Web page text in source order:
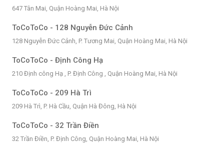
647 Tân Mai, Quận Hoàng Mai, Hà Nội
ToCoToCo - 128 Nguyễn Đức Cảnh
128 Nguyễn Đức Cảnh, P. Tương Mai, Quận Hoàng Mai, Hà Nội
ToCoToCo - Định Công Hạ
210 Định công Hạ , P. Định Công , Quận Hoàng Mai, Hà Nội
ToCoToCo - 209 Hà Trì
209 Hà Trì, P. Hà Cầu, Quận Hà Đông, Hà Nội
ToCoToCo - 32 Trần Điền
32 Trần Điền, P. Định Công, Quận Hoàng Mai, Hà Nội